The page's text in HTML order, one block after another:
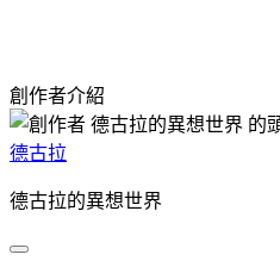
創作者介紹
德古拉
德古拉的異想世界